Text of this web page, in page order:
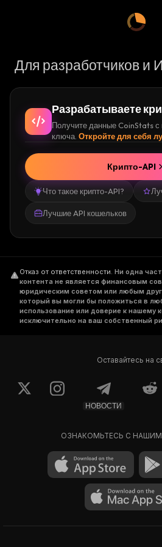
Для разработчиков и
Разрабатываете
Получите данные CoinStats
ключа. Откройте для себя
Что такое крипто-API?
Лучшие API кошельков
Крипто-API
Отказ от ответственности. Ни одна
контента не является финансовым
юридическим советом или любым
который вы могли бы положиться в
использование или доверие к нашему
исключительно на ваш собственный
Оставайтесь на
НОВОСТИ
ОЗНАКОМЬТЕСЬ С